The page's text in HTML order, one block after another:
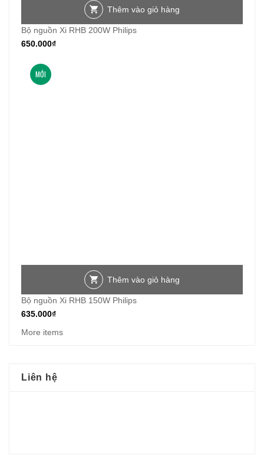
Thêm vào giỏ hàng
Bộ nguồn Xi RHB 200W Philips
650.000₫
MỚI
Thêm vào giỏ hàng
Bộ nguồn Xi RHB 150W Philips
635.000₫
More items
Liên hệ